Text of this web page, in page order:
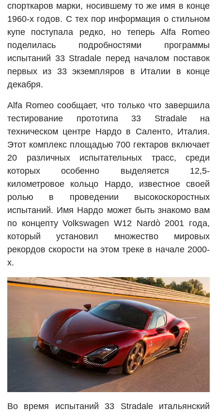
спорткаров марки, носившему то же имя в конце
1960-х годов. С тех пор информация о стильном
купе поступала редко, но теперь Alfa Romeo
поделилась подробностями программы
испытаний 33 Stradale перед началом поставок
первых из 33 экземпляров в Италии в конце
декабря.
Alfa Romeo сообщает, что только что завершила
тестирование прототипа 33 Stradale на
техническом центре Нардо в Саленто, Италия.
Этот комплекс площадью 700 гектаров включает
20 различных испытательных трасс, среди
которых особенно выделяется 12,5-
километровое кольцо Нардо, известное своей
ролью в проведении высокоскоростных
испытаний. Имя Нардо может быть знакомо вам
по концепту Volkswagen W12 Nardò 2001 года,
который установил множество мировых
рекордов скорости на этом треке в начале 2000-
х.
Во время испытаний 33 Stradale итальянский